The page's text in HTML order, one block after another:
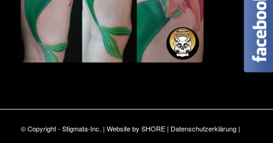
© Copyright - Stigmata-Inc. | Website by SHORE| Datenschutzerklärung|